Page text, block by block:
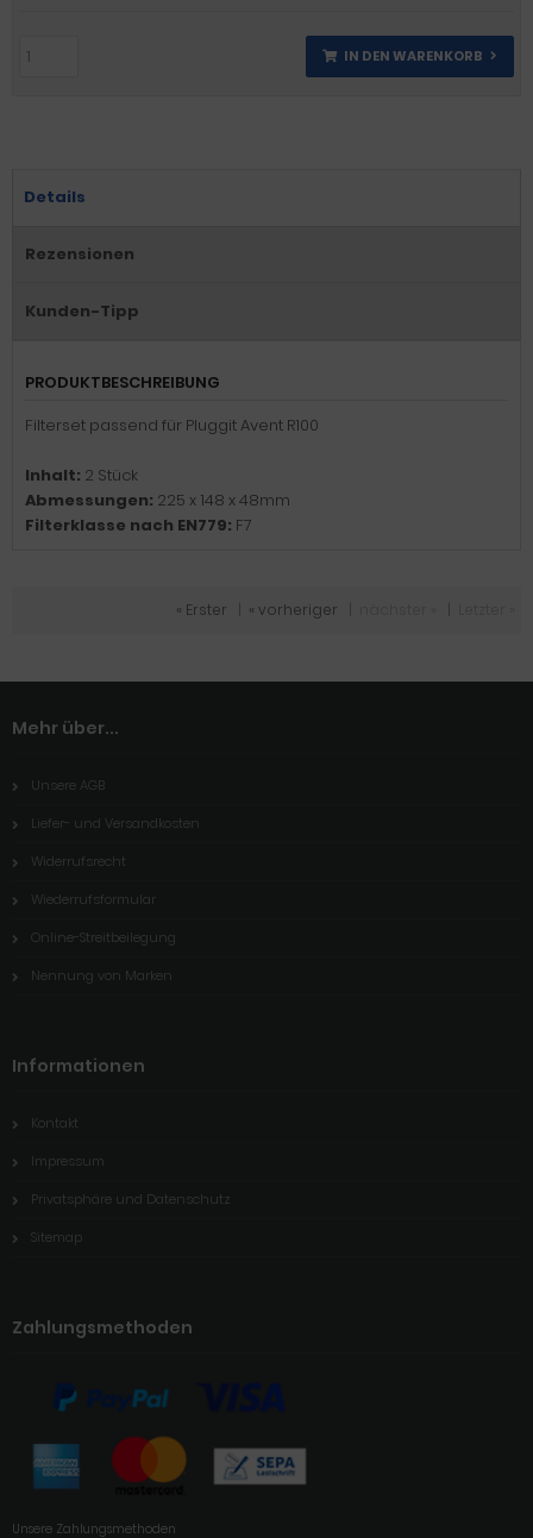
IN DEN WARENKORB
Details
Rezensionen
Kunden-Tipp
PRODUKTBESCHREIBUNG
Filterset passend für Pluggit Avent R100
Inhalt: 2 Stück
Abmessungen: 225 x 148 x 48mm
Filterklasse nach EN779: F7
« Erster « vorheriger
Mehr über...
Unsere AGB
Liefer- und Versandkosten
Widerrufsrecht
Wiederrufsformular
Online-Streitbeilegung
Nennung von Marken
Informationen
Kontakt
Impressum
Privatsphäre und Datenschutz
Sitemap
Zahlungsmethoden
Unsere Zahlungsmethoden